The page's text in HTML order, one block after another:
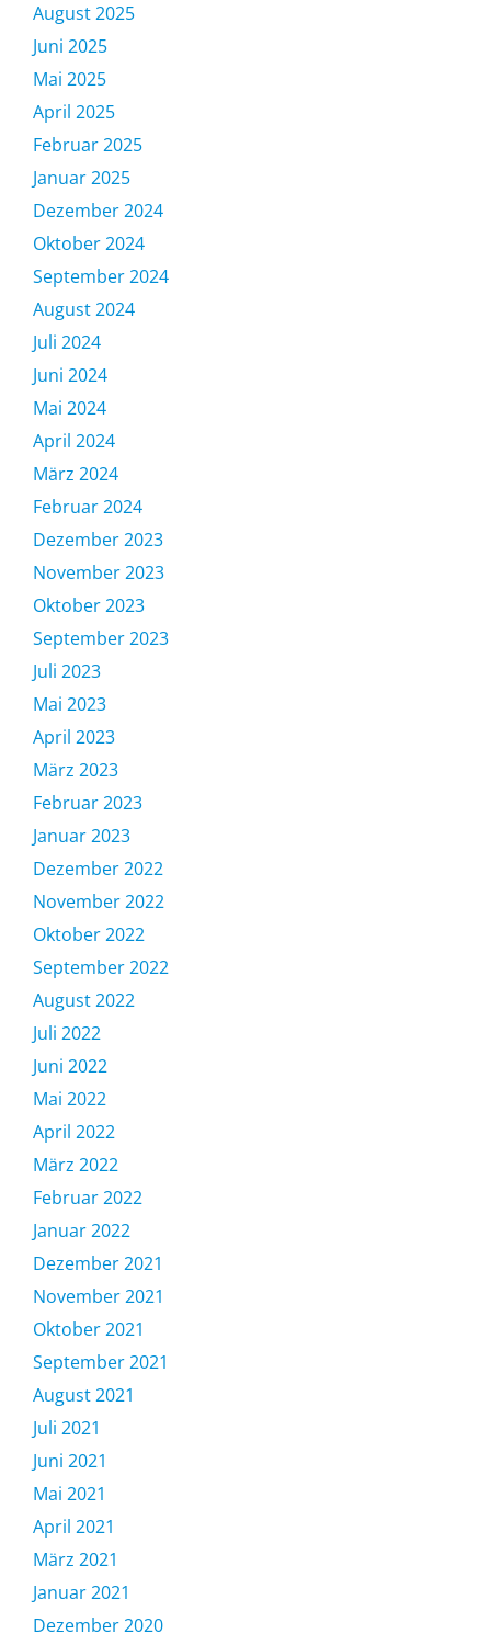
August 2025
Juni 2025
Mai 2025
April 2025
Februar 2025
Januar 2025
Dezember 2024
Oktober 2024
September 2024
August 2024
Juli 2024
Juni 2024
Mai 2024
April 2024
März 2024
Februar 2024
Dezember 2023
November 2023
Oktober 2023
September 2023
Juli 2023
Mai 2023
April 2023
März 2023
Februar 2023
Januar 2023
Dezember 2022
November 2022
Oktober 2022
September 2022
August 2022
Juli 2022
Juni 2022
Mai 2022
April 2022
März 2022
Februar 2022
Januar 2022
Dezember 2021
November 2021
Oktober 2021
September 2021
August 2021
Juli 2021
Juni 2021
Mai 2021
April 2021
März 2021
Januar 2021
Dezember 2020